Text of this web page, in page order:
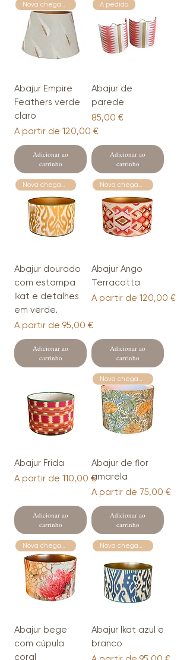
Nova chegada
Abajur Empire
Feathers verde
claro
A partir de 120,00 €
Preço promocional
Adicionar ao
carrinho
A pedido
Abajur de
parede
Preço
85,00 €
Adicionar ao
carrinho
Nova chegada
Abajur dourado
com estampa
Ikat e detalhes
em verde.
A partir de 95,00 €
Preço promocional
Adicionar ao
carrinho
Nova chegada
Abajur Ango
Terracotta
A partir de 120,00 €
Preço promocional
Adicionar ao
carrinho
Abajur Frida
A partir de 110,00 €
Preço promocional
Adicionar ao
carrinho
Nova chegada
Abajur de flor
amarela
A partir de 75,00 €
Preço promocional
Adicionar ao
carrinho
Nova chegada
Abajur bege
com cúpula
coral
Nova chegada
Abajur Ikat azul e
branco